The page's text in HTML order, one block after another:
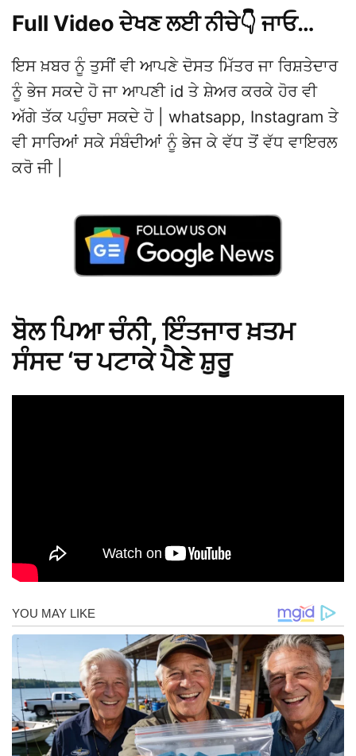
Full Video ਦੇਖਣ ਲਈ ਨੀਚੇ👇 ਜਾਓ…
ਇਸ ਖ਼ਬਰ ਨੂੰ ਤੁਸੀਂ ਵੀ ਆਪਣੇ ਦੋਸਤ ਮਿੱਤਰ ਜਾ ਰਿਸ਼ਤੇਦਾਰ
ਨੂੰ ਭੇਜ ਸਕਦੇ ਹੋ ਜਾ ਆਪਣੀ id ਤੇ ਸ਼ੇਅਰ ਕਰਕੇ ਹੋਰ ਵੀ
ਅੱਗੇ ਤੱਕ ਪਹੁੰਚਾ ਸਕਦੇ ਹੋ | whatsapp, Instagram ਤੇ
ਵੀ ਸਾਰਿਆਂ ਸਕੇ ਸੰਬੰਦੀਆਂ ਨੂੰ ਭੇਜ ਕੇ ਵੱਧ ਤੋਂ ਵੱਧ ਵਾਇਰਲ
ਕਰੋ ਜੀ |
ਬੋਲ ਪਿਆ ਚੰਨੀ, ਇੰਤਜਾਰ ਖ਼ਤਮ
ਸੰਸਦ ‘ਚ ਪਟਾਕੇ ਪੈਣੇ ਸ਼ੁਰੂ